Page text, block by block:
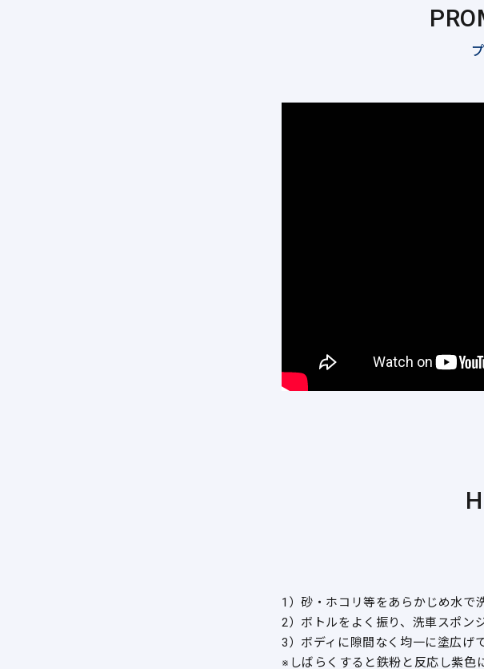
1）砂・ホコリ等をあらかじめ水で
2）ボトルをよく振り、洗車スポン
3）ボディに隙間なく均一に塗広げ
※しばらくすると鉄粉と反応し紫色